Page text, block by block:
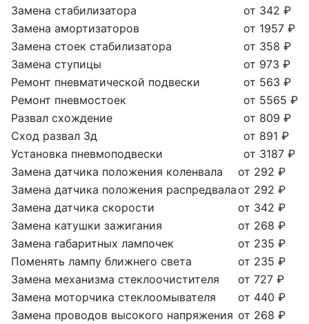
Замена стабилизатора
от 342 ₽
Замена амортизаторов
от 1957 ₽
Замена стоек стабилизатора
от 358 ₽
Замена ступицы
от 973 ₽
Ремонт пневматической подвески
от 563 ₽
Ремонт пневмостоек
от 5565 ₽
Развал схождение
от 809 ₽
Сход развал 3д
от 891 ₽
Установка пневмоподвески
от 3187 ₽
Замена датчика положения коленвала
от 292 ₽
Замена датчика положения распредвалаот 292 ₽
Замена датчика скорости
от 342 ₽
Замена катушки зажигания
от 268 ₽
Замена габаритных лампочек
от 235 ₽
Поменять лампу ближнего света
от 235 ₽
Замена механизма стеклоочистителя
от 727 ₽
Замена моторчика стеклоомывателя
от 440 ₽
Замена проводов высокого напряжения от 268 ₽